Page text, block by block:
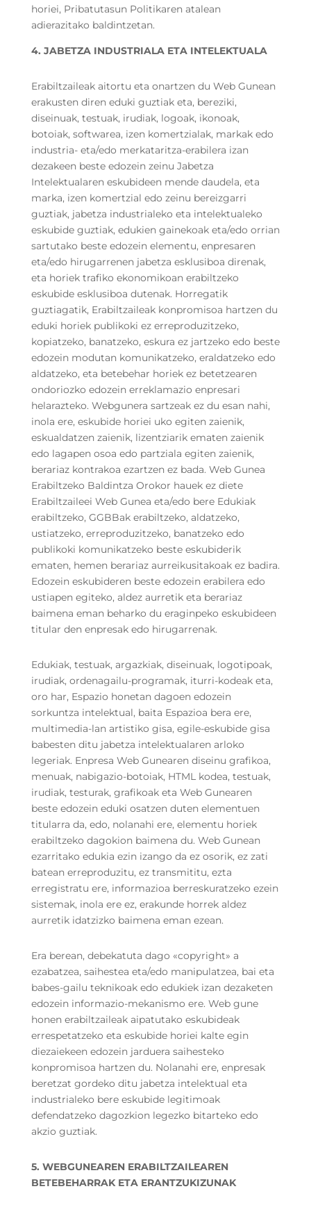
horiei, Pribatutasun Politikaren atalean
adierazitako baldintzetan.
4. JABETZA INDUSTRIALA ETA INTELEKTUALA
Erabiltzaileak aitortu eta onartzen du Web Gunean
erakusten diren eduki guztiak eta, bereziki,
diseinuak, testuak, irudiak, logoak, ikonoak,
botoiak, softwarea, izen komertzialak, markak edo
industria- eta/edo merkataritza-erabilera izan
dezakeen beste edozein zeinu Jabetza
Intelektualaren eskubideen mende daudela, eta
marka, izen komertzial edo zeinu bereizgarri
guztiak, jabetza industrialeko eta intelektualeko
eskubide guztiak, edukien gainekoak eta/edo orrian
sartutako beste edozein elementu, enpresaren
eta/edo hirugarrenen jabetza esklusiboa direnak,
eta horiek trafiko ekonomikoan erabiltzeko
eskubide esklusiboa dutenak. Horregatik
guztiagatik, Erabiltzaileak konpromisoa hartzen du
eduki horiek publikoki ez erreproduzitzeko,
kopiatzeko, banatzeko, eskura ez jartzeko edo beste
edozein modutan komunikatzeko, eraldatzeko edo
aldatzeko, eta betebehar horiek ez betetzearen
ondoriozko edozein erreklamazio enpresari
helarazteko. Webgunera sartzeak ez du esan nahi,
inola ere, eskubide horiei uko egiten zaienik,
eskualdatzen zaienik, lizentziarik ematen zaienik
edo lagapen osoa edo partziala egiten zaienik,
berariaz kontrakoa ezartzen ez bada. Web Gunea
Erabiltzeko Baldintza Orokor hauek ez diete
Erabiltzaileei Web Gunea eta/edo bere Edukiak
erabiltzeko, GGBBak erabiltzeko, aldatzeko,
ustiatzeko, erreproduzitzeko, banatzeko edo
publikoki komunikatzeko beste eskubiderik
ematen, hemen berariaz aurreikusitakoak ez badira.
Edozein eskubideren beste edozein erabilera edo
ustiapen egiteko, aldez aurretik eta berariaz
baimena eman beharko du eraginpeko eskubideen
titular den enpresak edo hirugarrenak.
Edukiak, testuak, argazkiak, diseinuak, logotipoak,
irudiak, ordenagailu-programak, iturri-kodeak eta,
oro har, Espazio honetan dagoen edozein
sorkuntza intelektual, baita Espazioa bera ere,
multimedia-lan artistiko gisa, egile-eskubide gisa
babesten ditu jabetza intelektualaren arloko
legeriak. Enpresa Web Gunearen diseinu grafikoa,
menuak, nabigazio-botoiak, HTML kodea, testuak,
irudiak, testurak, grafikoak eta Web Gunearen
beste edozein eduki osatzen duten elementuen
titularra da, edo, nolanahi ere, elementu horiek
erabiltzeko dagokion baimena du. Web Gunean
ezarritako edukia ezin izango da ez osorik, ez zati
batean erreproduzitu, ez transmititu, ezta
erregistratu ere, informazioa berreskuratzeko ezein
sistemak, inola ere ez, erakunde horrek aldez
aurretik idatzizko baimena eman ezean.
Era berean, debekatuta dago «copyright» a
ezabatzea, saihestea eta/edo manipulatzea, bai eta
babes-gailu teknikoak edo edukiek izan dezaketen
edozein informazio-mekanismo ere. Web gune
honen erabiltzaileak aipatutako eskubideak
errespetatzeko eta eskubide horiei kalte egin
diezaiekeen edozein jarduera saihesteko
konpromisoa hartzen du. Nolanahi ere, enpresak
beretzat gordeko ditu jabetza intelektual eta
industrialeko bere eskubide legitimoak
defendatzeko dagozkion legezko bitarteko edo
akzio guztiak.
5. WEBGUNEAREN ERABILTZAILEAREN
BETEBEHARRAK ETA ERANTZUKIZUNAK